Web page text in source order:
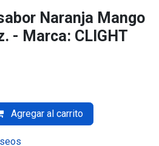
Naranja Mango
- Marca: CLIGHT
Agregar al carrito